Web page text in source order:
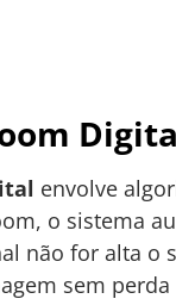
envolve
o sistema
não for alta o
sem